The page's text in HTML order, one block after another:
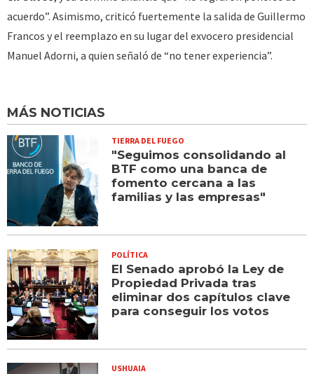
acuerdo”. Asimismo, criticó fuertemente la salida de Guillermo
Francos y el reemplazo en su lugar del exvocero presidencial
Manuel Adorni, a quien señaló de “no tener experiencia”.
MÁS NOTICIAS
TIERRA DEL FUEGO
"Seguimos consolidando al
BTF como una banca de
fomento cercana a las
familias y las empresas"
POLÍTICA
El Senado aprobó la Ley de
Propiedad Privada tras
eliminar dos capítulos clave
para conseguir los votos
USHUAIA